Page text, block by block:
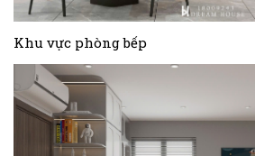
Khu vực phòng bếp